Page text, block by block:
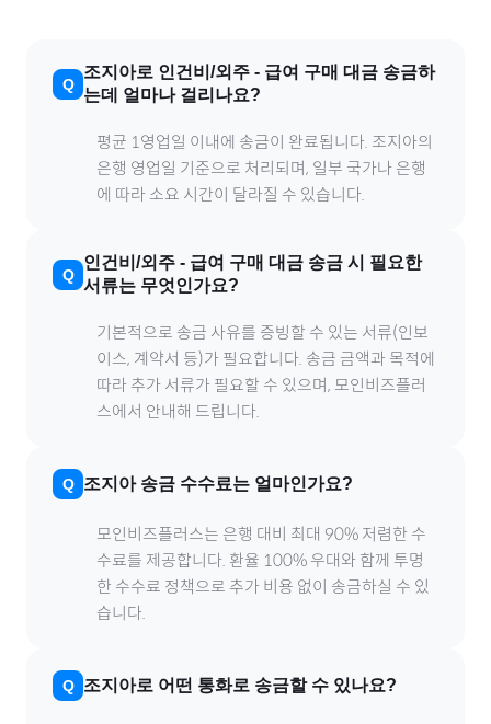
조지아로 인건비/외주 - 급여 구매 대금 송금하
는데 얼마나 걸리나요?
평균 1영업일 이내에 송금이 완료됩니다. 조지아의
은행 영업일 기준으로 처리되며, 일부 국가나 은행
에 따라 소요 시간이 달라질 수 있습니다.
인건비/외주 - 급여 구매 대금 송금 시 필요한
서류는 무엇인가요?
기본적으로 송금 사유를 증빙할 수 있는 서류(인보
이스, 계약서 등)가 필요합니다. 송금 금액과 목적에
따라 추가 서류가 필요할 수 있으며, 모인비즈플러
스에서 안내해 드립니다.
조지아송금 수수료는 얼마인가요?
모인비즈플러스는 은행 대비 최대 90% 저렴한 수
수료를 제공합니다. 환율 100% 우대와 함께 투명
한 수수료 정책으로 추가 비용 없이 송금하실 수 있
습니다.
조지아로 어떤 통화로 송금할 수 있나요?